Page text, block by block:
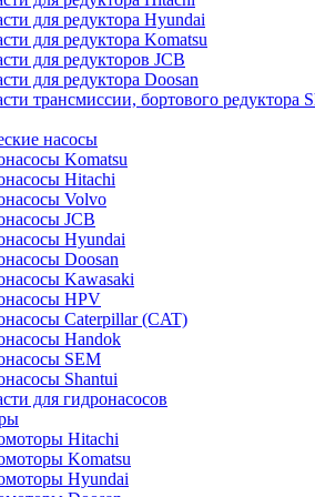
для редуктора Hyundai
для редуктора Komatsu
для редукторов JCB
для редуктора Doosan
трансмиссии, бортового редуктора
насосы
Komatsu
Hitachi
Volvo
JCB
Hyundai
Doosan
Kawasaki
HPV
Caterpillar (CAT)
Handok
SEM
Shantui
для гидронасосов
Hitachi
Komatsu
Hyundai